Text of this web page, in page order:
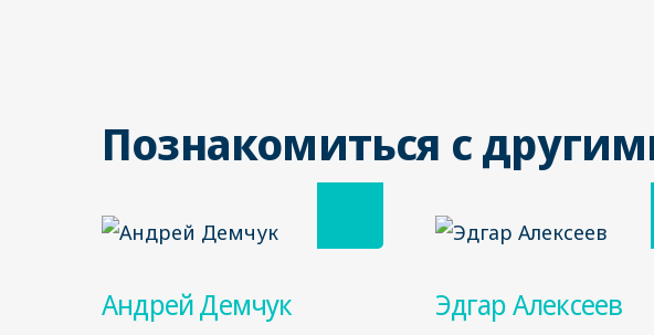
Познакомиться с
Андрей Демчук Эдгар Алексеев